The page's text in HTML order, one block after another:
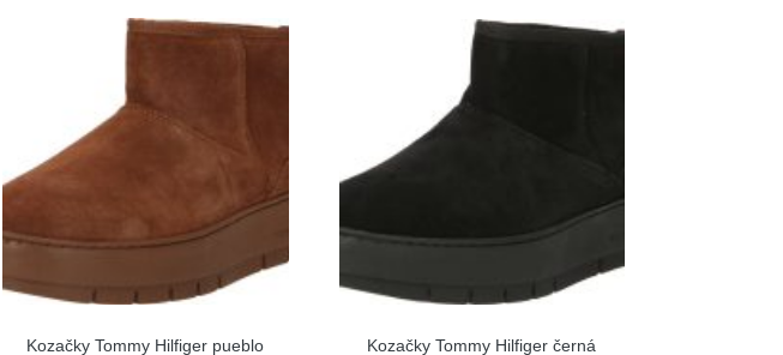
Kozačky Tommy Hilfiger pueblo Kozačky Tommy Hilfiger černá